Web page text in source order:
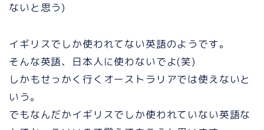
ないと思う)
イギリスでしか使われてない英語のようです。
そんな英語、日本人に使わないでよ(笑)
しかもせっかく行くオーストラリアでは使えないと
いう。
でもなんだかイギリスでしか使われていない英語な